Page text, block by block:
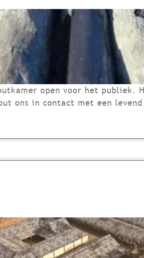
open voor het
ons in contact met een